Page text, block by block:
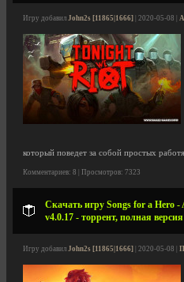
Игру добавил John2s [11865|1666] | 2020-05-08 |
который поведет за собой простых
Комментариев: 8 | Просмотров: 7323
Скачать игру Songs for a Hero -
v4.0.17 - торрент, полная версия
Игру добавил John2s [11865|1666] | 2020-05-08 |